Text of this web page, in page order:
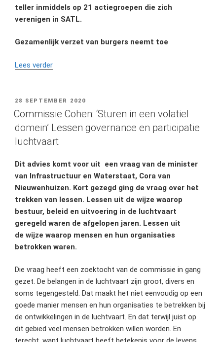
teller inmiddels op 21 actiegroepen die zich
verenigen in SATL.
Gezamenlijk verzet van burgers neemt toe
Lees verder“Verzet
Airport
neemt
nog
toe:
actiegroep
sluit
zich
aan”
GEPLAATST
OP
28 SEPTEMBER 2020
Commissie Cohen: ‘Sturen in een volatiel
domein’ Lessen governance en participatie
luchtvaart
Dit advies komt voor uit een vraag van de minister
van Infrastructuur en Waterstaat, Cora van
Nieuwenhuizen. Kort gezegd ging de vraag over het
trekken van lessen. Lessen uit de wijze waarop
bestuur, beleid en uitvoering in de luchtvaart
geregeld waren de afgelopen jaren. Lessen uit
de wijze waarop mensen en hun organisaties
betrokken waren.
Die vraag heeft een zoektocht van de commissie in gang
gezet. De belangen in de luchtvaart zijn groot, divers en
soms tegengesteld. Dat maakt het niet eenvoudig op een
goede manier mensen en hun organisaties te betrekken bij
de ontwikkelingen in de luchtvaart. En dat terwijl juist op
dit gebied veel mensen betrokken willen worden. En